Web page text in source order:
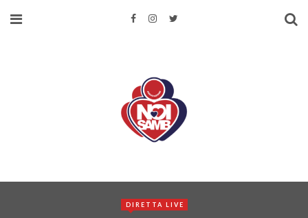
DIRETTA LIVE